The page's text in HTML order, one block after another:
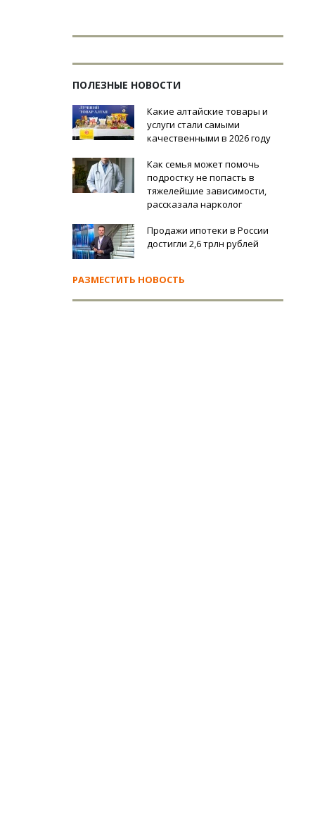
ПОЛЕЗНЫЕ НОВОСТИ
Какие алтайские товары и
услуги стали самыми
качественными в 2026 году
Как семья может помочь
подростку не попасть в
тяжелейшие зависимости,
рассказала нарколог
Продажи ипотеки в России
достигли 2,6 трлн рублей
РАЗМЕСТИТЬ НОВОСТЬ